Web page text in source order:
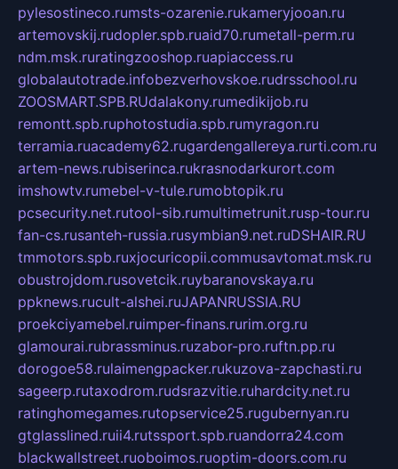
pylesostineco.rumsts-ozarenie.rukameryjooan.ru
artemovskij.rudopler.spb.ruaid70.rumetall-perm.ru
ndm.msk.ruratingzooshop.ruapiaccess.ru
globalautotrade.infobezverhovskoe.rudrsschool.ru
ZOOSMART.SPB.RUdalakony.rumedikijob.ru
remontt.spb.ruphotostudia.spb.rumyragon.ru
terramia.ruacademy62.rugardengallereya.rurti.com.ru
artem-news.rubiserinca.rukrasnodarkurort.com
imshowtv.rumebel-v-tule.rumobtopik.ru
pcsecurity.net.rutool-sib.rumultimetrunit.rusp-tour.ru
fan-cs.rusanteh-russia.rusymbian9.net.ruDSHAIR.RU
tmmotors.spb.ruxjocuricopii.commusavtomat.msk.ru
obustrojdom.rusovetcik.ruybaranovskaya.ru
ppknews.rucult-alshei.ruJAPANRUSSIA.RU
proekciyamebel.ruimper-finans.rurim.org.ru
glamourai.rubrassminus.ruzabor-pro.ruftn.pp.ru
dorogoe58.rulaimengpacker.rukuzova-zapchasti.ru
sageerp.rutaxodrom.rudsrazvitie.ruhardcity.net.ru
ratinghomegames.rutopservice25.rugubernyan.ru
gtglasslined.ruii4.rutssport.spb.ruandorra24.com
blackwallstreet.ruoboimos.ruoptim-doors.com.ru